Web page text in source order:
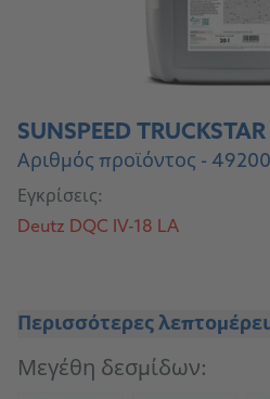
Αριθμός προϊόντος -
Εγκρίσεις:
Deutz DQC IV-18 LA
Περισσότερες
Μεγέθη δεσμίδων: